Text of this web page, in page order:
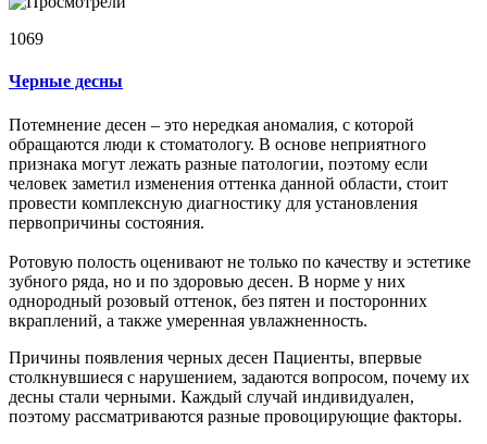
1069
Черные десны
Потемнение десен – это нередкая аномалия, с которой
обращаются люди к стоматологу. В основе неприятного
признака могут лежать разные патологии, поэтому если
человек заметил изменения оттенка данной области, стоит
провести комплексную диагностику для установления
первопричины состояния.
Ротовую полость оценивают не только по качеству и эстетике
зубного ряда, но и по здоровью десен. В норме у них
однородный розовый оттенок, без пятен и посторонних
вкраплений, а также умеренная увлажненность.
Причины появления черных десен Пациенты, впервые
столкнувшиеся с нарушением, задаются вопросом, почему их
десны стали черными. Каждый случай индивидуален,
поэтому рассматриваются разные провоцирующие факторы.